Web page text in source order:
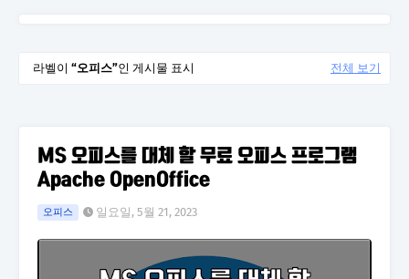
라벨이 오피스 인 게시물 표시 전체 보기
MS 오피스를 대체 할 무료 오피스 프로그램
Apache OpenOffice
오피스 일요일, 5월 21, 2023